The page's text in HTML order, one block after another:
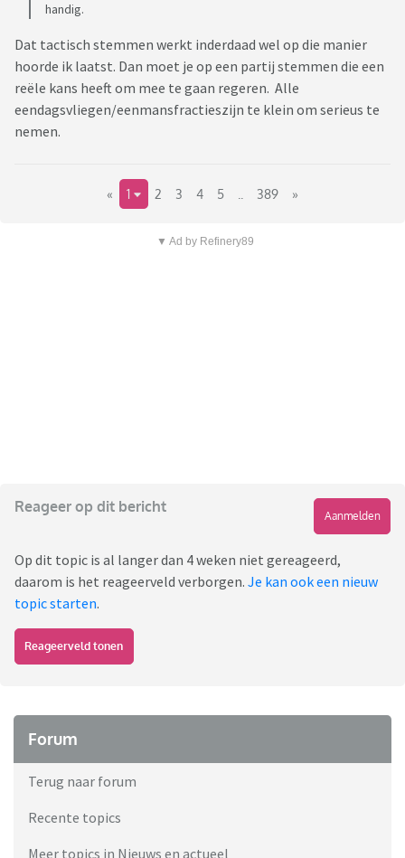
handig.
Dat tactisch stemmen werkt inderdaad wel op die manier
hoorde ik laatst. Dan moet je op een partij stemmen die een
reële kans heeft om mee te gaan regeren. Alle
eendagsvliegen/eenmansfractieszijn te klein om serieus te
nemen.
« 1 2 3 4 5 389 »
▼ Ad by Refinery89
Reageer op dit bericht
Aanmelden
Op dit topic is al langer dan 4 weken niet gereageerd,
daarom is het reageerveld verborgen. Je kan ook een nieuw
topic starten.
Reageerveld tonen
Forum
Terug naar forum
Recente topics
Meer topics in Nieuws en actueel